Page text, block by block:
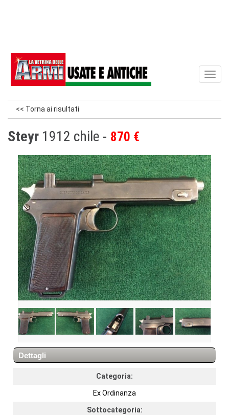
<< Torna ai risultati
Steyr 1912 chile 870 €
Dettagli
Categoria:
Ex Ordinanza
Sottocategoria: